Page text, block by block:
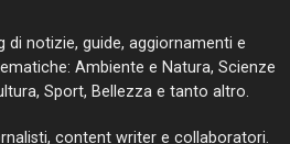
di notizie, guide, aggiornamenti e
Ambiente e Natura, Scienze
Sport, Bellezza e tanto altro.
content writer e collaboratori.